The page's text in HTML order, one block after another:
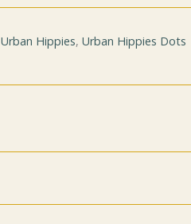
Urban Hippies, Urban Hippies Dots